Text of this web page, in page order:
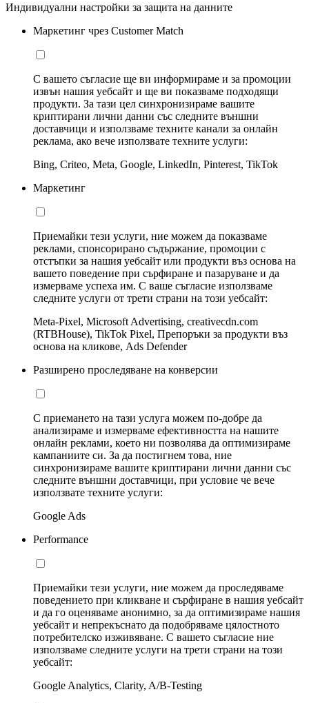
Индивидуални настройки за защита на данните
Маркетинг чрез Customer Match
С вашето съгласие ще ви информираме и за промоции
извън нашия уебсайт и ще ви показваме подходящи
продукти. За тази цел синхронизираме вашите
криптирани лични данни със следните външни
доставчици и използваме техните канали за онлайн
реклама, ако вече използвате техните услуги:
Bing, Criteo, Meta, Google, LinkedIn, Pinterest, TikTok
Маркетинг
Приемайки тези услуги, ние можем да показваме
реклами, спонсорирано съдържание, промоции с
отстъпки за нашия уебсайт или продукти въз основа на
вашето поведение при сърфиране и пазаруване и да
измерваме успеха им. С ваше съгласие използваме
следните услуги от трети страни на този уебсайт:
Meta-Pixel, Microsoft Advertising, creativecdn.com
(RTBHouse), TikTok Pixel, Препоръки за продукти въз
основа на кликове, Ads Defender
Разширено проследяване на конверсии
С приемането на тази услуга можем по-добре да
анализираме и измерваме ефективността на нашите
онлайн реклами, което ни позволява да оптимизираме
кампаниите си. За да постигнем това, ние
синхронизираме вашите криптирани лични данни със
следните външни доставчици, при условие че вече
използвате техните услуги:
Google Ads
Performance
Приемайки тези услуги, ние можем да проследяваме
поведението при кликване и сърфиране в нашия уебсайт
и да го оценяваме анонимно, за да оптимизираме нашия
уебсайт и непрекъснато да подобряваме цялостното
потребителско изживяване. С вашето съгласие ние
използваме следните услуги на трети страни на този
уебсайт:
Google Analytics, Clarity, A/B-Testing